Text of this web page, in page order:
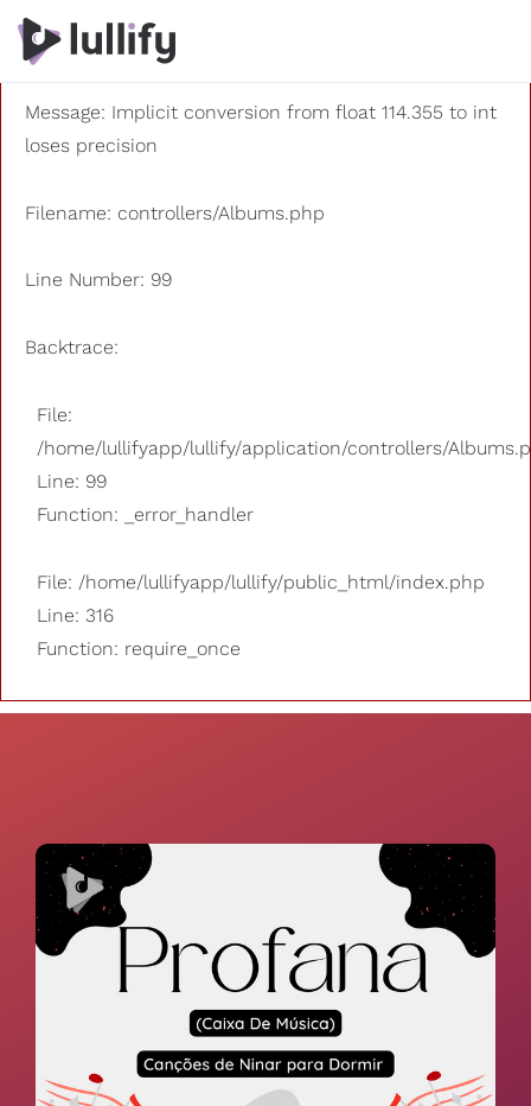
A PHP Error was encountered
Severity: 8192
Message: Implicit conversion from float 114.355 to int
loses precision
Filename: controllers/Albums.php
Line Number: 99
Backtrace:
File:
/home/lullifyapp/lullify/application/controllers/
Line: 99
Function: _error_handler
File: /home/lullifyapp/lullify/public_html/index.php
Line: 316
Function: require_once